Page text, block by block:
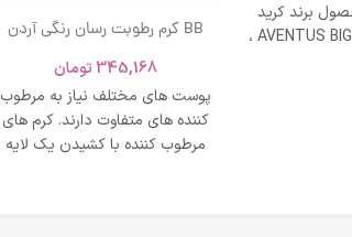
برند کرید
ادکلن AVENTUS BIG MODERN ،
BB کرم رطوبت رسان رنگی آردن
روشن
345,168تومان
پوست های مختلف نیاز به مرطوب
کننده های متفاوت دارند. کرم های
مرطوب کننده با کشیدن یک لایه